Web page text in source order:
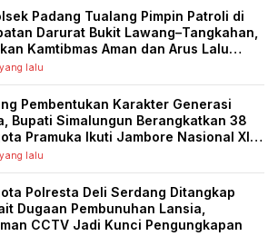
Padang Tualang Pimpin Patroli di
Darurat Bukit Lawang–Tangkahan,
Kamtibmas Aman dan Arus Lalu
Lancar
lalu
Pembentukan Karakter Generasi
Bupati Simalungun Berangkatkan 38
Pramuka Ikuti Jambore Nasional XII
2026
lalu
Polresta Deli Serdang Ditangkap
Dugaan Pembunuhan Lansia,
CCTV Jadi Kunci Pengungkapan